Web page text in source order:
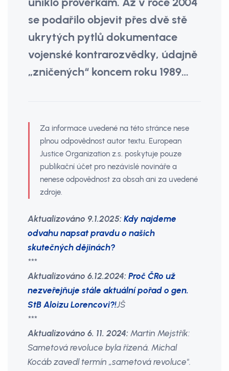
se podařilo objevit přes dvě stě
ukrytých pytlů dokumentace
vojenské kontrarozvědky, údajně
„zničených“ koncem roku 1989…
Za informace uvedené na této stránce nese
plnou odpovědnost autor textu. European
Justice Organization z.s. poskytuje pouze
publikační účet pro nezávislé novináře a
nenese odpovědnost za obsah ani za uvedené
zdroje.
Aktualizováno 9.1.2025: Kdy najdeme
odvahu napsat pravdu o našich
skutečných dějinách?
***
Aktualizováno 6.12.2024: Proč ČRo už
nezveřejňuje stále aktuální pořad o gen.
StB Aloizu Lorencovi?!JŠ
***
Aktualizováno 6. 11. 2024: Martin Mejstřík:
Sametová revoluce byla řízená. Michal
Kocáb zavedl termín „sametová revoluce".